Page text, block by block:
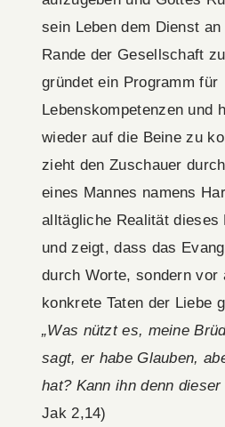
sein Leben dem Dienst
Rande der Gesellschaft
gründet ein Programm für
Lebenskompetenzen und
wieder auf die Beine zu
zieht den Zuschauer
eines Mannes namens
alltägliche Realität dieses
und zeigt, dass das
durch Worte, sondern vor
konkrete Taten der Liebe
„Was nützt es, meine
sagt, er habe Glauben,
hat? Kann ihn denn dieser
Jak 2,14)